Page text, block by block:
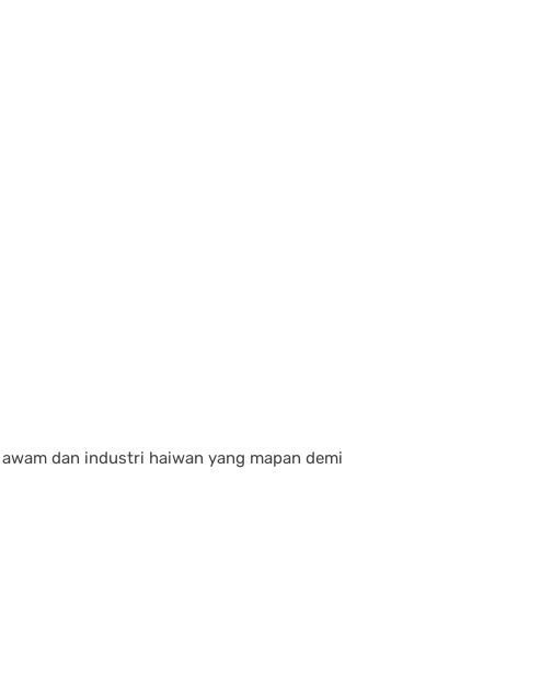
dan industri haiwan yang mapan demi